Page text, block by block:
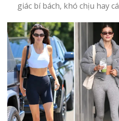
giác bí bách, khó chịu hay